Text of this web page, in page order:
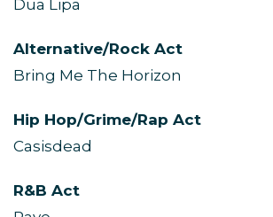
Dua Lipa
Alternative/Rock Act
Bring Me The Horizon
Hip Hop/Grime/Rap Act
Casisdead
R&B Act